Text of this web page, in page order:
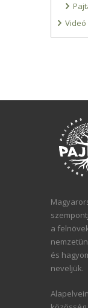
Videó
a
és
neveljük.